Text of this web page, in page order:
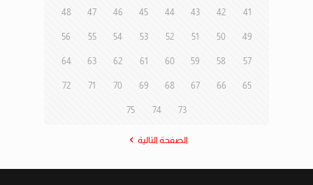
41
42
43
44
45
46
47
48
49
50
51
52
53
54
55
56
57
58
59
60
61
62
63
64
65
66
67
68
69
70
71
72
73
74
75
الصفحة التالية